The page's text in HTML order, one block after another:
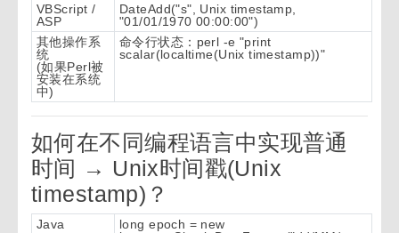
VBScript /
ASP
DateAdd("s", Unix timestamp,
"01/01/1970 00:00:00")
其他操作系
统
(如果Perl被
安装在系统
中)
命令行状态：perl -e "print
scalar(localtime(Unix timestamp))"
如何在不同编程语言中实现普通
时间 → Unix时间戳(Unix
timestamp)？
Java
long epoch = new